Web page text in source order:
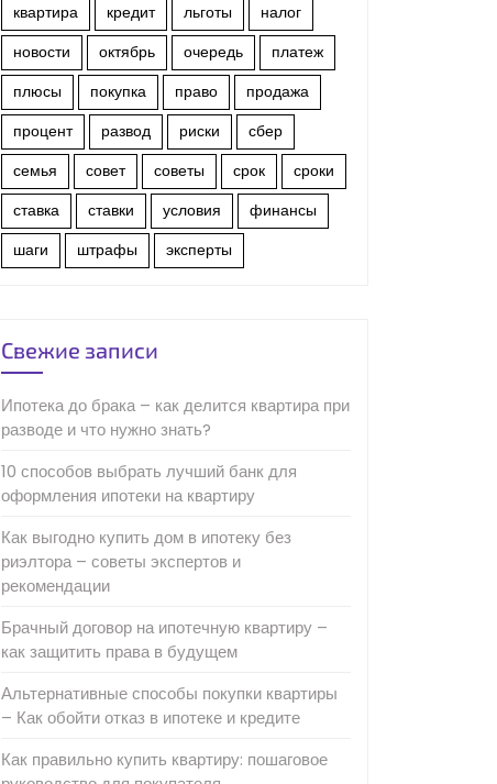
квартира
кредит льготы
налог
новости
октябрь очередь
платеж
плюсы
покупка право
продажа
процент
развод риски
сбер
семья
совет советы срок
сроки
ставка
ставки условия
финансы
шаги
штрафы эксперты
Свежие записи
Ипотека до брака – как делится квартира при
разводе и что нужно знать?
10 способов выбрать лучший банк для
оформления ипотеки на квартиру
Как выгодно купить дом в ипотеку без
риэлтора – советы экспертов и
рекомендации
Брачный договор на ипотечную квартиру –
как защитить права в будущем
Альтернативные способы покупки квартиры
– Как обойти отказ в ипотеке и кредите
Как правильно купить квартиру: пошаговое